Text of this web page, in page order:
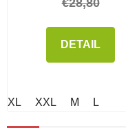
€28,80
DETAIL
XL XXL M L